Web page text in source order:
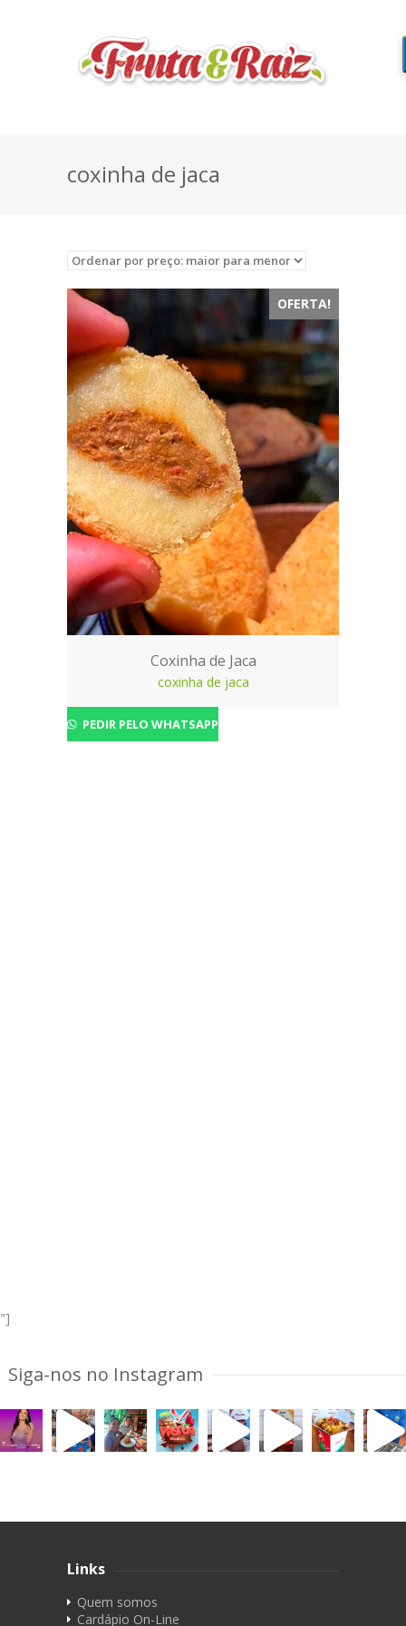
coxinha de jaca
OFERTA!
Coxinha de Jaca
coxinha de jaca
PEDIR PELO WHATSAPP
"]
Siga-nos no Instagram
Links
Quem somos
Cardápio On-Line